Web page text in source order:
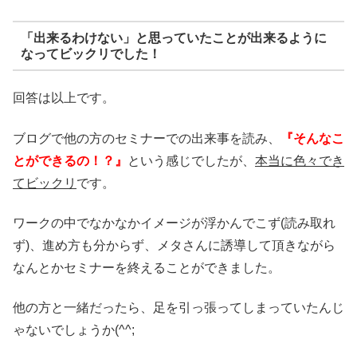
「出来るわけない」と思っていたことが出来るように
なってビックリでした！
回答は以上です。
ブログで他の方のセミナーでの出来事を読み、
『そんなこ
とができるの！？』
という感じでしたが、 本当に色々でき
てビックリ です。
ワークの中でなかなかイメージが浮かんでこず(読み取れ
ず)、進め方も分からず、メタさんに誘導して頂きながら
なんとかセミナーを終えることができました。
他の方と一緒だったら、足を引っ張ってしまっていたんじ
ゃないでしょうか(^^;